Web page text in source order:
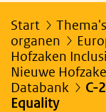
Start Thema's
organen
Hofzaken
Nieuwe
Databank
C-
Equality